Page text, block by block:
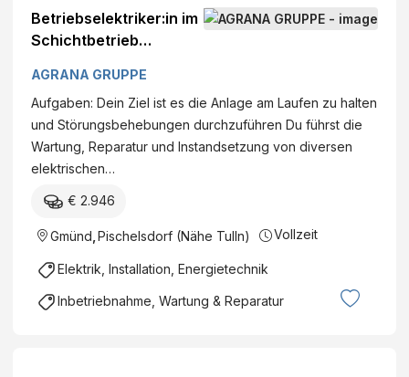
Betriebselektriker:in im
Schichtbetrieb
Stärke GmbH - Werk
Pischelsdorf Standort:
Industriegelände, 3435
Pischelsdorf,
Österreich Kategorie:
Instandhaltung
AGRANA GRUPPE
Aufgaben: Dein Ziel ist es die Anlage am Laufen zu halten
und Störungsbehebungen durchzuführen Du führst die
Wartung, Reparatur und Instandsetzung von diversen
elektrischen…
€ 2.946
Gmünd Pischelsdorf (Nähe Tulln) Vollzeit
Elektrik, Installation, Energietechnik
Inbetriebnahme, Wartung & Reparatur